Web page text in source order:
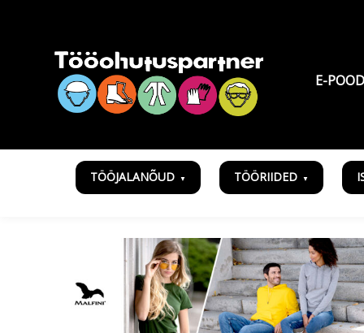
E-POOD
TÖÖJALANÕUD TÖÖRIIDED